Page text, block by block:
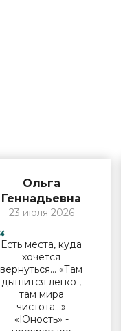
Ольга
Геннадьевна
23 июля 2026
Есть места, куда
хочется
вернуться… «Там
дышится легко ,
там мира
чистота…»
«Юность» -